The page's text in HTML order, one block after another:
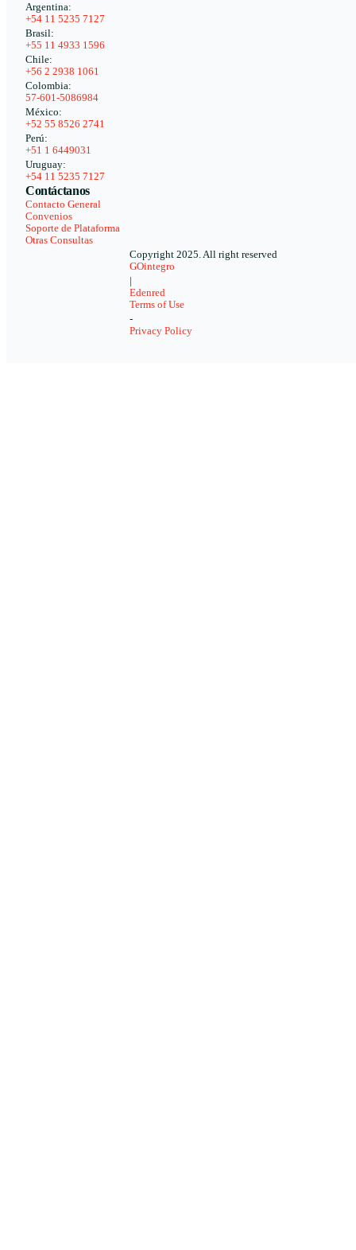
Argentina:
+54 11 5235 7127
Brasil:
+55 11 4933 1596
Chile:
+56 2 2938 1061
Colombia:
57-601-5086984
México:
+52 55 8526 2741
Perú:
+51 1 6449031
Uruguay:
+54 11 5235 7127
Contáctanos
Contacto General
Convenios
Soporte de Plataforma
Otras Consultas
Copyright 2025. All right reserved
GOintegro
Edenred
Terms of Use
-
Privacy Policy